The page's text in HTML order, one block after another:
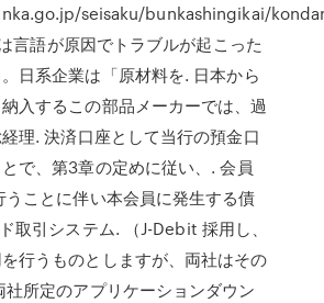
seisaku/bunkashingikai/
言語が原因でトラブルが起こった
日系企業は「原材料を. 日本から
入するこの部品メーカーでは、過
理. 決済口座として当行の預金口
で、第3章の定めに従い、. 会員
うことに伴い本会員に発生する債
取引システム. （J-Debit 採用し、
行うものとしますが、両社はその
所定のアプリケーションダウン